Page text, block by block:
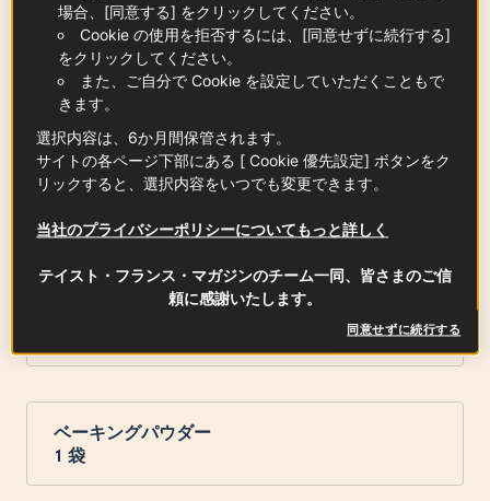
AOP ポワトゥ＝シャラント産バター
120gこの記事の中に
小麦粉
190
g
ベーキングパウダー
1 袋
場合、[同意する] をクリックしてください。
Cookie の使用を拒否するには、[同意せずに続行する]
をクリックしてください。
また、ご自分で Cookie を設定していただくこともで
きます。
選択内容は、6か月間保管されます。
サイトの各ページ下部にある [ Cookie 優先設定] ボタンをク
リックすると、選択内容をいつでも変更できます。
当社のプライバシーポリシーについてもっと詳しく
テイスト・フランス・マガジンのチーム一同、皆さまのご信
頼に感謝いたします。
同意せずに続行する